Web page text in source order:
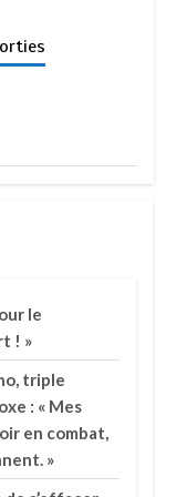
le
! »
triple
: « Mes
en combat,
»